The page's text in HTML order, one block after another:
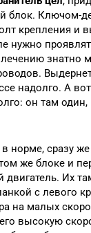
блок. Ключом-
крепления и
нужно
знатно
надолго. А
он там
в норме, сразу
же блоке и
двигатель. Их
с левого
на малых
высокую